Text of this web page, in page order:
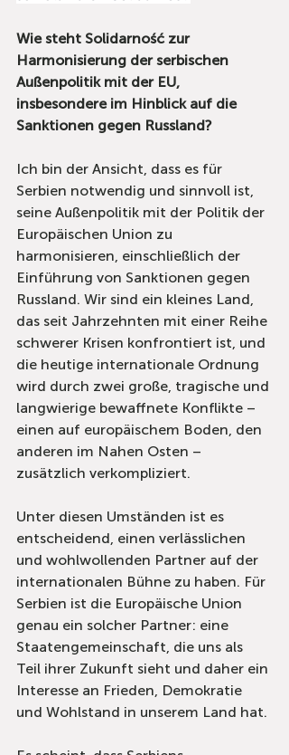
Wie steht Solidarność zur
Harmonisierung der serbischen
Außenpolitik mit der EU,
insbesondere im Hinblick auf die
Sanktionen gegen Russland?
Ich bin der Ansicht, dass es für
Serbien notwendig und sinnvoll ist,
seine Außenpolitik mit der Politik der
Europäischen Union zu
harmonisieren, einschließlich der
Einführung von Sanktionen gegen
Russland. Wir sind ein kleines Land,
das seit Jahrzehnten mit einer Reihe
schwerer Krisen konfrontiert ist, und
die heutige internationale Ordnung
wird durch zwei große, tragische und
langwierige bewaffnete Konflikte –
einen auf europäischem Boden, den
anderen im Nahen Osten –
zusätzlich verkompliziert.
Unter diesen Umständen ist es
entscheidend, einen verlässlichen
und wohlwollenden Partner auf der
internationalen Bühne zu haben. Für
Serbien ist die Europäische Union
genau ein solcher Partner: eine
Staatengemeinschaft, die uns als
Teil ihrer Zukunft sieht und daher ein
Interesse an Frieden, Demokratie
und Wohlstand in unserem Land hat.